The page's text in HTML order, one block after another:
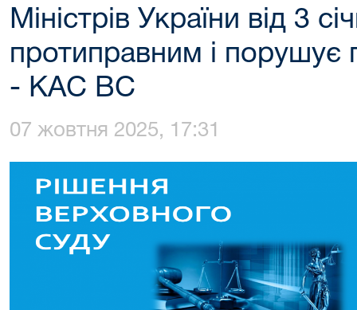
Міністрів України від 3
протиправним і порушує
- КАС ВС
07 жовтня 2025, 17:31